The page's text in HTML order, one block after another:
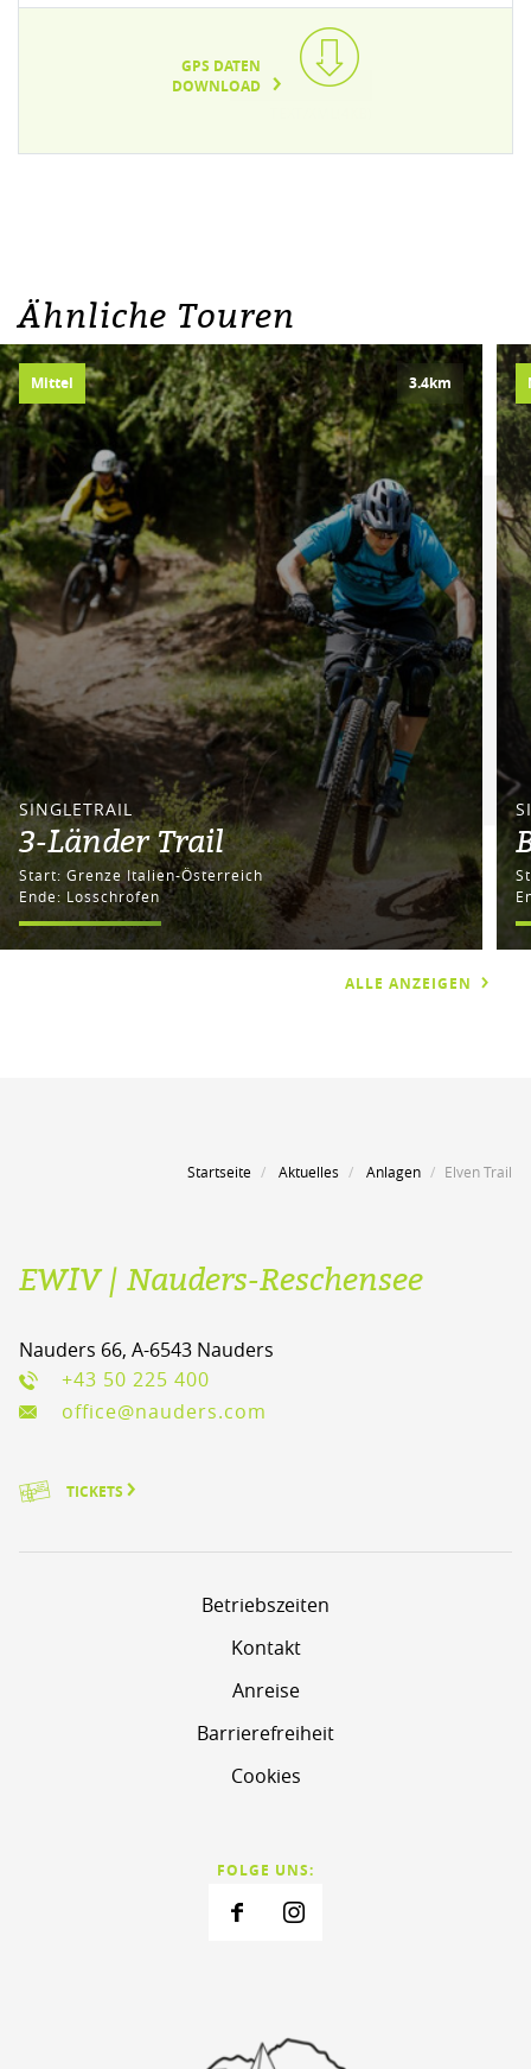
GPS DATEN
DOWNLOAD
Ähnliche Touren
Mittel 3.4km
SINGLETRAIL
3-Länder Trail
Start: Grenze Italien-Österreich
Ende: Losschrofen
ALLE ANZEIGEN
Startseite Aktuelles Anlagen Elven Trail
EWIV | Nauders-Reschensee
Nauders 66, A-6543 Nauders
+43 50 225 400
office@nauders.com
TICKETS
Betriebszeiten
Kontakt
Anreise
Barrierefreiheit
Cookies
FOLGE UNS: